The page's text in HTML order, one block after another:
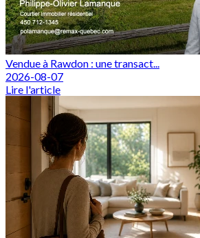
Vendue à Rawdon : une transact...
2026-08-07
Lire l'article